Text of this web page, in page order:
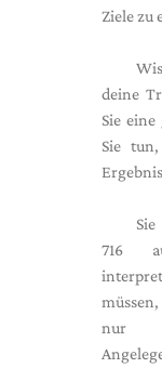
Ziele zu
deine
Sie
Sie
716
nur